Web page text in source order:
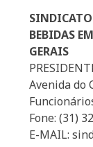
SINDICATO
BEBIDAS
GERAIS
Avenida do
Fone: (31)
E-MAIL: